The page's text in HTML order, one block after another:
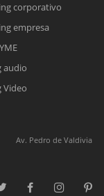
con el enlace a
el formulario
corporativo
empresa
audio
Video
Av. Pedro de Valdivia